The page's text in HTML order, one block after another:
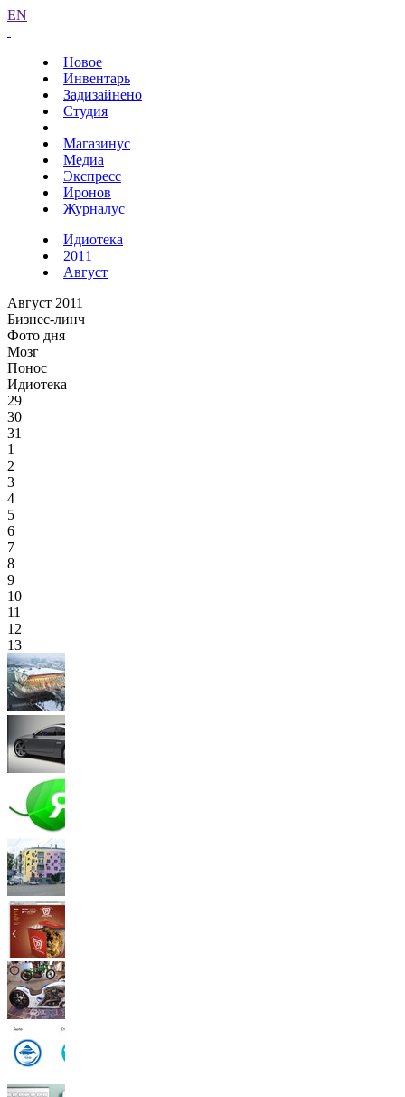
EN
Новое
Инвентарь
Задизайнено
Студия
Магазинус
Медиа
Экспресс
Иронов
Журналус
Идиотека
2011
Август
Август 2011
Бизнес-линч
Фото дня
Мозг
Понос
Идиотека
29
30
31
1
2
3
4
5
6
7
8
9
10
11
12
13